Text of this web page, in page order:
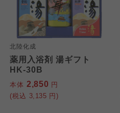
北陸化成
薬用入浴剤 湯ギフト
HK-30B
本体 2,850 円
(税込 3,135 円)